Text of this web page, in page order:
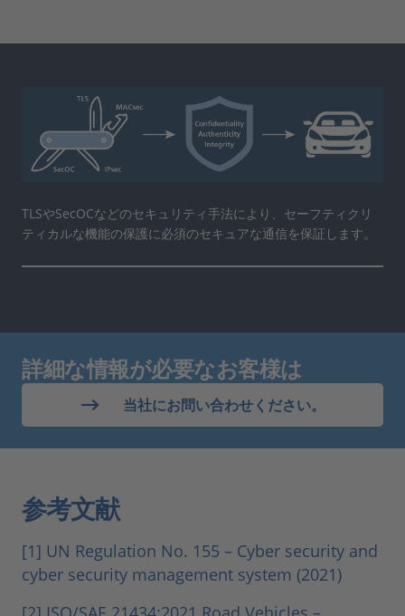
TLSやSecOCなどのセキュリティ手法により、セーフティクリ
ティカルな機能の保護に必須のセキュアな通信を保証します。
詳細な情報が必要なお客様は
当社にお問い合わせください。
参考文献
[1] UN Regulation No. 155 – Cyber security and
cyber security management system (2021)